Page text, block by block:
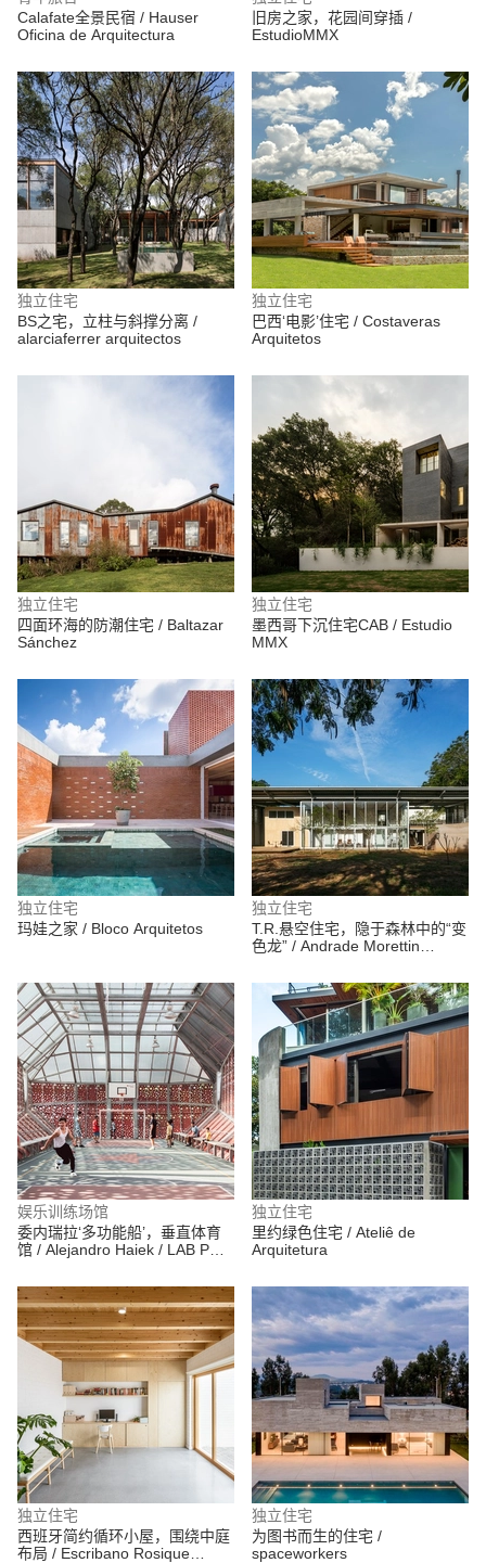
Calafate全景民宿 / Hauser
Oficina de Arquitectura
旧房之家，花园间穿插 /
EstudioMMX
独立住宅
BS之宅，立柱与斜撑分离 /
alarciaferrer arquitectos
独立住宅
巴西‘电影’住宅 / Costaveras
Arquitetos
独立住宅
四面环海的防潮住宅 / Baltazar
Sánchez
独立住宅
墨西哥下沉住宅CAB / Estudio
MMX
独立住宅
玛娃之家 / Bloco Arquitetos
独立住宅
T.R.悬空住宅，隐于森林中的“变
色龙” / Andrade Morettin
娱乐训练场馆
委内瑞拉‘多功能船’，垂直体育
馆 / Alejandro Haiek / LAB PRO
独立住宅
里约绿色住宅 / Ateliê de
Arquitetura
独立住宅
西班牙简约循环小屋，围绕中庭
布局 / Escribano Rosique
独立住宅
为图书而生的住宅 /
spaceworkers